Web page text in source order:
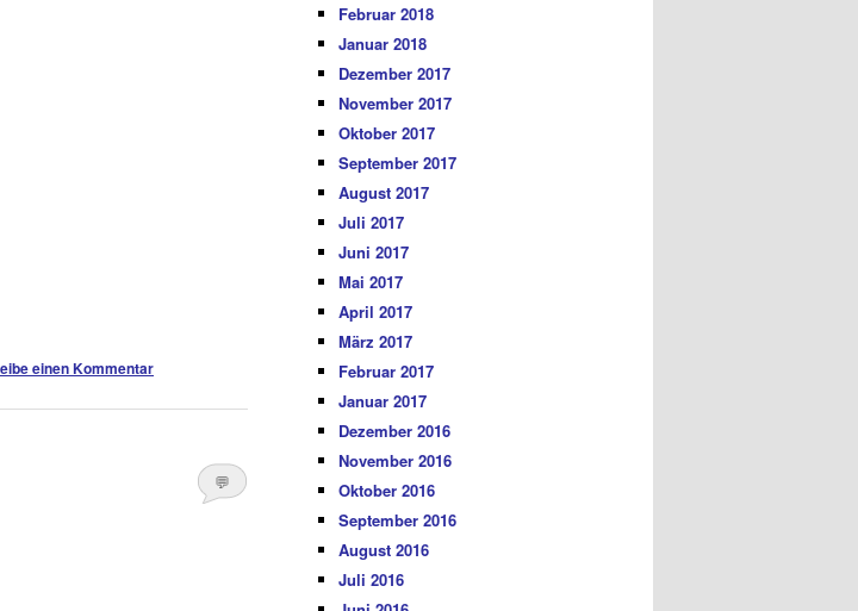
einen Kommentar
💬
Februar 2018
Januar 2018
Dezember 2017
November 2017
Oktober 2017
September 2017
August 2017
Juli 2017
Juni 2017
Mai 2017
April 2017
März 2017
Februar 2017
Januar 2017
Dezember 2016
November 2016
Oktober 2016
September 2016
August 2016
Juli 2016